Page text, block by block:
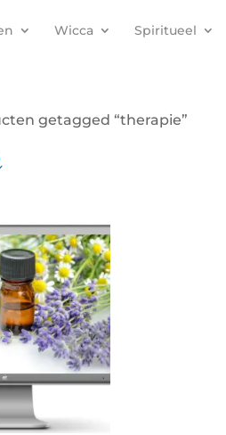
Wicca Spiritueel
getagged “therapie”